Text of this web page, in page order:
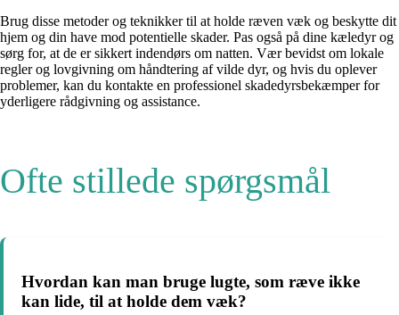
Brug disse metoder og teknikker til at holde ræven væk og beskytte dit
hjem og din have mod potentielle skader. Pas også på dine kæledyr og
sørg for, at de er sikkert indendørs om natten. Vær bevidst om lokale
regler og lovgivning om håndtering af vilde dyr, og hvis du oplever
problemer, kan du kontakte en professionel skadedyrsbekæmper for
yderligere rådgivning og assistance.
Ofte stillede spørgsmål
Hvordan kan man bruge lugte, som ræve ikke
kan lide, til at holde dem væk?